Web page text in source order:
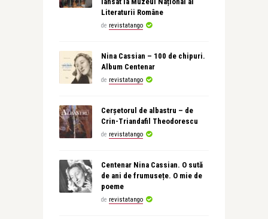
Literaturii Române
de revistatango
Nina Cassian – 100 de chipuri.
Album Centenar
de revistatango
Cerșetorul de albastru – de
Crin-Triandafil Theodorescu
de revistatango
Centenar Nina Cassian. O sută
de ani de frumusețe. O mie de
poeme
de revistatango